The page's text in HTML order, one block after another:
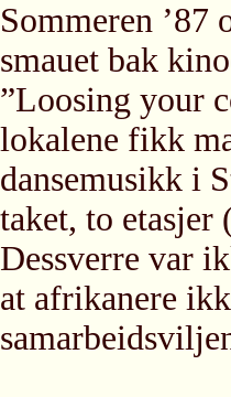
Sommeren ’87
smauet bak
”Loosing your
lokalene fikk
dansemusikk i
taket, to etasjer
Dessverre var
at afrikanere